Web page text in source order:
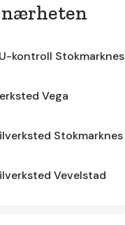
nærheten
kontroll Stokmarknes
Vega
Stokmarknes
Vevelstad